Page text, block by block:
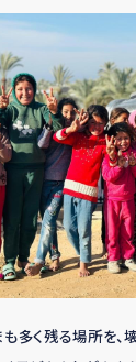
多く残る場所を、